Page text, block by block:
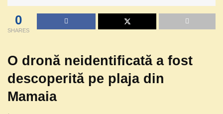
0
SHARES
O dronă neidentificată a fost
descoperită pe plaja din
Mamaia